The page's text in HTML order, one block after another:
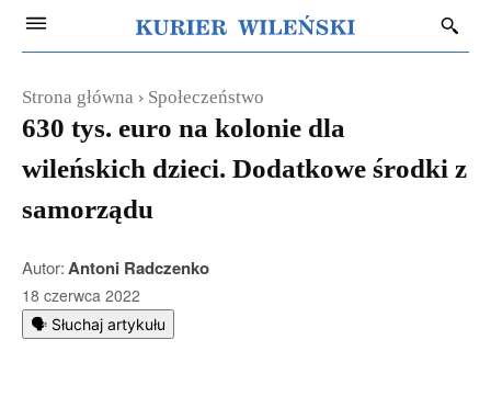
Strona główna Społeczeństwo
630 tys. euro na kolonie dla
wileńskich dzieci. Dodatkowe środki z
samorządu
Autor:Antoni Radczenko
18 czerwca 2022
🗣️ Słuchaj artykułu